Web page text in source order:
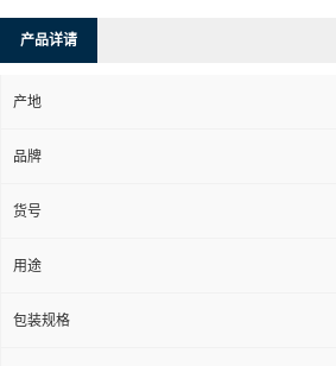
产品详请
产地
品牌
货号
用途
包装规格